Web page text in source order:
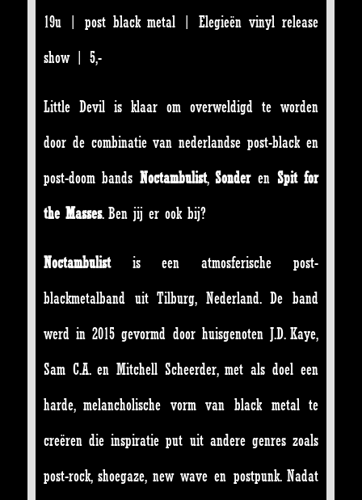
19u | post black metal | Elegieën vinyl release
show | 5,-
Little Devil is klaar om overweldigd te worden
door de combinatie van nederlandse post-black en
post-doom bandsNoctambulist,Sonderen Spit for
the Masses. Ben jij er ook bij?
Noctambulist is een atmosferische post-
blackmetalband uit Tilburg, Nederland. De band
werd in 2015 gevormd door huisgenoten J.D. Kaye,
Sam C.A. en Mitchell Scheerder, met als doel een
harde, melancholische vorm van black metal te
creëren die inspiratie put uit andere genres zoals
post-rock, shoegaze, new wave en postpunk. Nadat